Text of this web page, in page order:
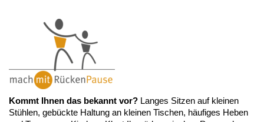
Kommt Ihnen das bekannt vor? Langes Sitzen auf kleinen
Stühlen, gebückte Haltung an kleinen Tischen, häufiges Heben